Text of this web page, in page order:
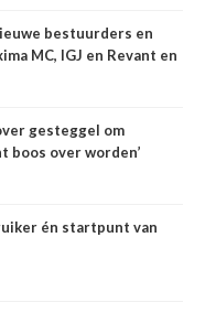
bestuurders en
MC, IGJ en Revant en
gesteggel om
boos over worden’
én startpunt van